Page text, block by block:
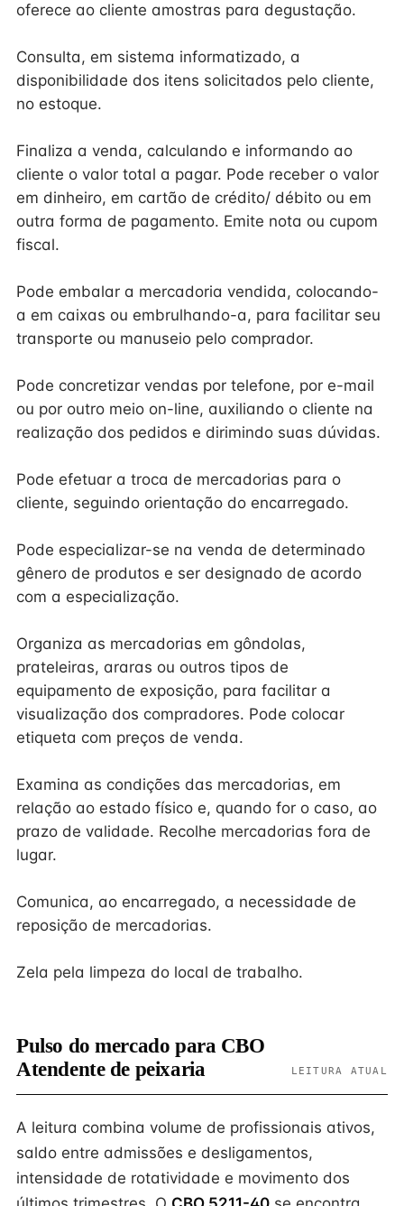
oferece ao cliente amostras para degustação.
Consulta, em sistema informatizado, a
disponibilidade dos itens solicitados pelo cliente,
no estoque.
Finaliza a venda, calculando e informando ao
cliente o valor total a pagar. Pode receber o valor
em dinheiro, em cartão de crédito/ débito ou em
outra forma de pagamento. Emite nota ou cupom
fiscal.
Pode embalar a mercadoria vendida, colocando-
a em caixas ou embrulhando-a, para facilitar seu
transporte ou manuseio pelo comprador.
Pode concretizar vendas por telefone, por e-mail
ou por outro meio on-line, auxiliando o cliente na
realização dos pedidos e dirimindo suas dúvidas.
Pode efetuar a troca de mercadorias para o
cliente, seguindo orientação do encarregado.
Pode especializar-se na venda de determinado
gênero de produtos e ser designado de acordo
com a especialização.
Organiza as mercadorias em gôndolas,
prateleiras, araras ou outros tipos de
equipamento de exposição, para facilitar a
visualização dos compradores. Pode colocar
etiqueta com preços de venda.
Examina as condições das mercadorias, em
relação ao estado físico e, quando for o caso, ao
prazo de validade. Recolhe mercadorias fora de
lugar.
Comunica, ao encarregado, a necessidade de
reposição de mercadorias.
Zela pela limpeza do local de trabalho.
Pulso do mercado para CBO
Atendente de peixaria
LEITURA ATUAL
A leitura combina volume de profissionais ativos,
saldo entre admissões e desligamentos,
intensidade de rotatividade e movimento dos